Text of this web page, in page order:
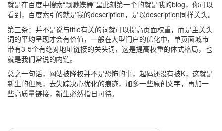
就是在百度中搜索“飘渺蝶舞”呈此刻第一个的就是我的blog，你可以
看到，百度索引的就是我的description，是以description同样关头。
第三条：并不是说与title有关的词就可以提高页面权重，而是主关头
词的平均呈现才会有价值，一般在大型门户的优化中，单页面城市
带有3-5个有绝对地址链接的关头词，这是提高权重的体式格局，也
就是我们常说的内链。
总之一句话，网站被降权并不是恐怖的事，起码还没有被K，这就是
新生的但愿，去失踪决心优化的痕迹，加多一些原创文字，再加一
些高质量链接，新生必然指日可待。